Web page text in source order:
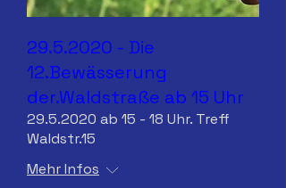
29.5.2020 - Die
12.Bewässerung
der.Waldstraße ab 15 Uhr
29.5.2020 ab 15 - 18 Uhr. Treff
Waldstr.15
Mehr Infos